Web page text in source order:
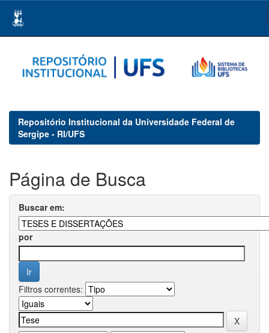
navigation
Repositório Institucional da Universidade Federal de
Sergipe - RI/UFS
Página de Busca
Buscar em:
por
Filtros correntes: